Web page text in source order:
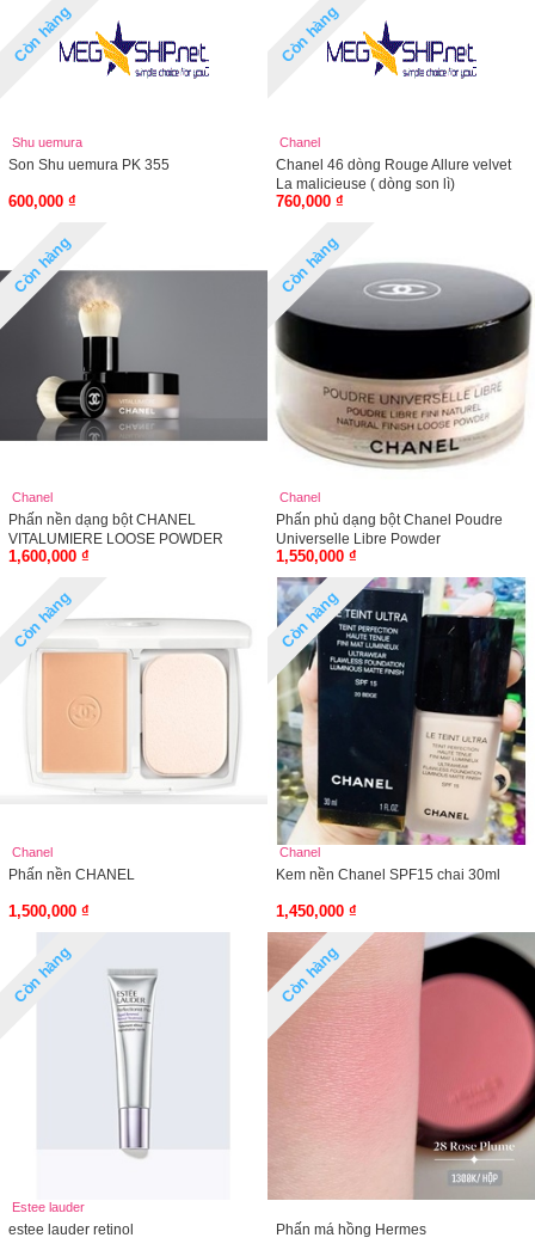
Còn hàng
Shu uemura
Son Shu uemura PK 355
600,000 ₫
Còn hàng
Chanel
Chanel 46 dòng Rouge Allure velvet
La malicieuse ( dòng son lì)
760,000 ₫
Còn hàng
Chanel
Phấn nền dạng bột CHANEL
VITALUMIERE LOOSE POWDER
FOUNDATION WITH MINI KABUKI
1,600,000 ₫
Còn hàng
Chanel
Phấn phủ dạng bột Chanel Poudre
Universelle Libre Powder
1,550,000 ₫
Còn hàng
Chanel
Phấn nền CHANEL
1,500,000 ₫
Còn hàng
Chanel
Kem nền Chanel SPF15 chai 30ml
1,450,000 ₫
Còn hàng
Estee lauder
estee lauder retinol
Còn hàng
Phấn má hồng Hermes